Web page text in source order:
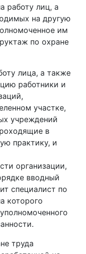
работу лиц, а
на другую
им
по охране
лица, а также
работники и
участке,
учреждений
в
практику, и
организации,
вводный
специалист по
которого
труда